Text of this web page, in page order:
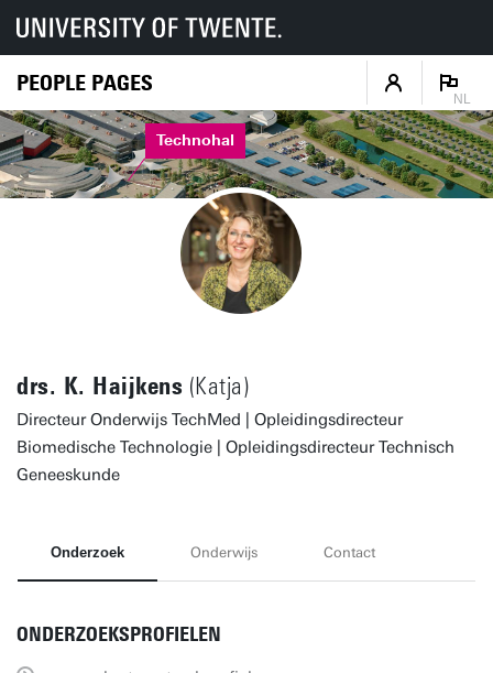
PEOPLE PAGES
NL
Technohal
drs. K. Haijkens (Katja)
Directeur Onderwijs TechMed | Opleidingsdirecteur
Biomedische Technologie | Opleidingsdirecteur Technisch
Geneeskunde
Onderzoek Onderwijs Contact
ONDERZOEKSPROFIELEN